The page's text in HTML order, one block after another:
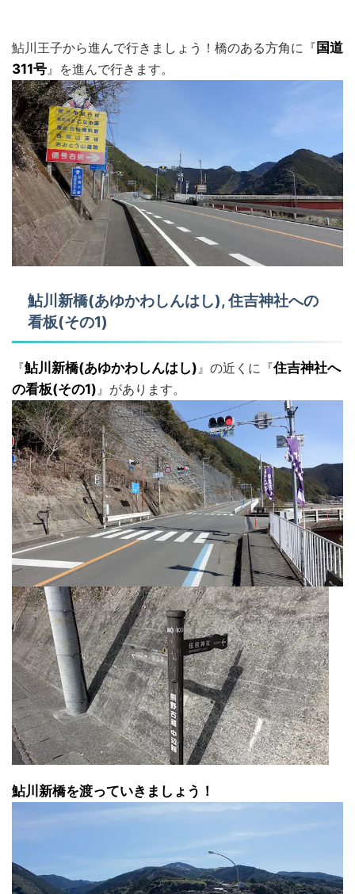
鮎川王子から進んで行きましょう！橋のある方角に『 国道
311号 』を進んで行きます。
鮎川新橋(あゆかわしんはし), 住吉神社への
看板(その1)
『鮎川新橋(あゆかわしんはし) 』の近くに『住吉神社へ
の看板(その1) 』があります。
鮎川新橋を渡っていきましょう！